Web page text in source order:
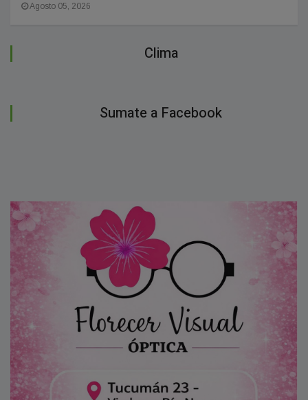
Agosto 05, 2026
Clima
Sumate a Facebook